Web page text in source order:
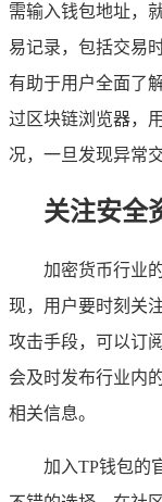
需输入钱包地址，
易记录，包括交易
有助于用户全面了
过区块链浏览器，
况，一旦发现异常
关注安全
加密货币行业
现，用户要时刻关
攻击手段，可以订
会及时发布行业内
相关信息。
加入TP钱包的